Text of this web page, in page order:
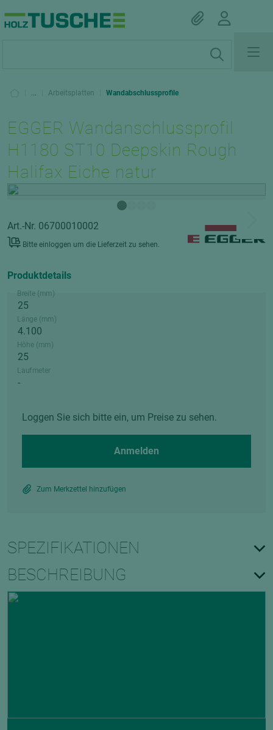
... Arbeitsplatten Wandabschlussprofile
EGGER Wandanschlussprofil
H1180 ST10 Deepskin Rough
Halifax Eiche natur
Art.-Nr. 06700010002
Bitte einloggen um die Lieferzeit zu sehen.
Produktdetails
Breite (mm)
Länge (mm)
Höhe (mm)
Laufmeter
Loggen Sie sich bitte ein, um Preise zu sehen.
Anmelden
Zum Merkzettel hinzufügen
SPEZIFIKATIONEN
BESCHREIBUNG